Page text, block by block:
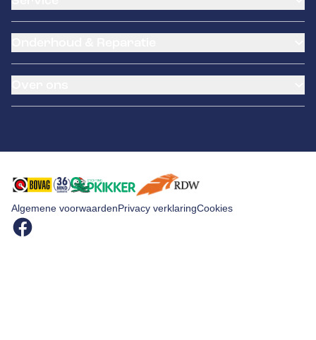
Banden service
Kentekenloket
Schade en reparatie
Algemene voorwaardenPrivacy verklaringCookies